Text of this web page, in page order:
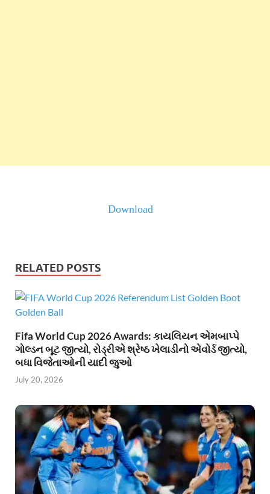
Download
RELATED POSTS
Fifa World Cup 2026 Awards: કાયલિયન એમબાપ્પે
ગોલ્ડન બૂટ જીત્યો, રોડ્રીએ શ્રેષ્ઠ ખેલાડીનો એવોર્ડ જીત્યો,
બધા વિજેતાઓની યાદી જુઓ
July 20, 2026